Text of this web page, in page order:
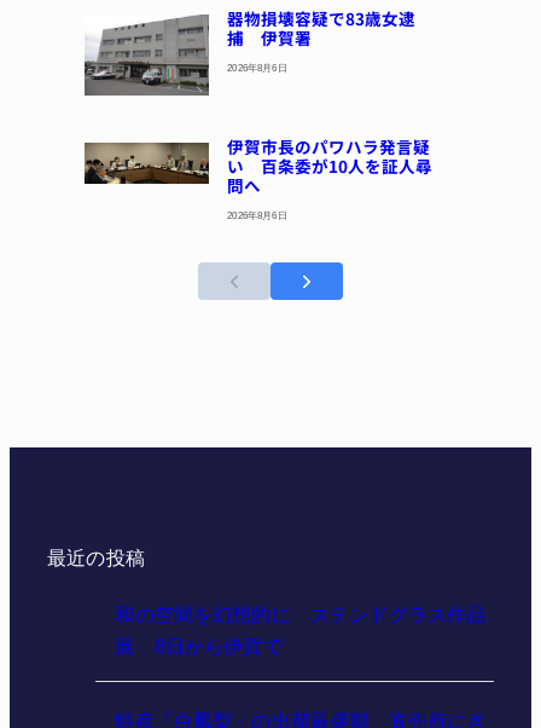
器物損壊容疑で83歳女逮
捕 伊賀署
2026年8月6日
伊賀市長のパワハラ発言疑
い 百条委が10人を証人尋
問へ
2026年8月6日
最近の投稿
和の空間を幻想的に ステンドグラス作品
展 8日から伊賀で
特産「白鳳梨」の出荷最盛期 直売所にぎ